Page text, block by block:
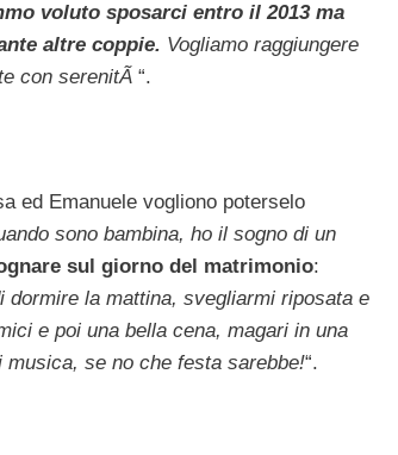
voluto sposarci entro il 2013 ma
altre coppie. Vogliamo raggiungere
con serenitÃ “.
ed Emanuele vogliono poterselo
sono bambina, ho il sogno di un
sul giorno del matrimonio:
la mattina, svegliarmi riposata e
e poi una bella cena, magari in una
se no che festa sarebbe!“.